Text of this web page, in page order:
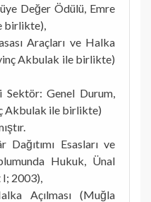
Değer Ödülü, Emre
birlikte),
Araçları ve Halka
Akbulak ile birlikte)
Sektör: Genel Durum,
Akbulak ile birlikte)
Esasları ve
Hukuk, Ünal
2003),
Açılması (Muğla